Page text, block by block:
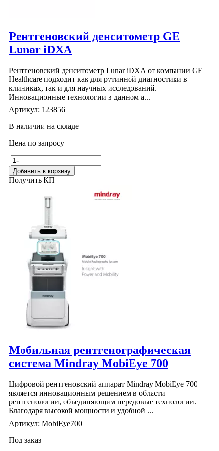
Рентгеновский денситометр GE
Lunar iDXA
Рентгеновский денситометр Lunar iDXA от компании GE
Healthcare подходит как для рутинной диагностики в
клиниках, так и для научных исследований.
Инновационные технологии в данном а...
Артикул: 123856
В наличии на складе
Цена по запросу
- +
Добавить в корзину
Получить КП
Мобильная рентгенографическая
система Mindray MobiEye 700
Цифровой рентгеновский аппарат Mindray MobiEye 700
является инновационным решением в области
рентгенологии, объединяющим передовые технологии.
Благодаря высокой мощности и удобной ...
Артикул: MobiEye700
Под заказ